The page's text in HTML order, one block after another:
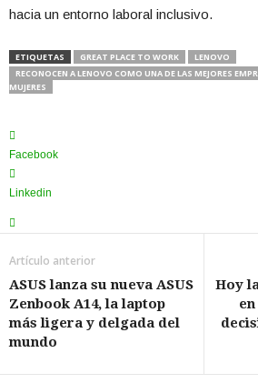
hacia un entorno laboral inclusivo.
ETIQUETAS GREAT PLACE TO WORK
LENOVO
RECONOCEN A LENOVO COMO UNA DE LAS MEJORES
MUJERES
Facebook
Linkedin
Artículo anterior
ASUS lanza su nueva ASUS
Zenbook A14, la laptop
más ligera y delgada del
mundo
Hoy